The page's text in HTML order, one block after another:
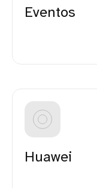
Eventos
Huawei